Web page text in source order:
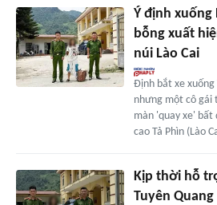
Ý định xuống
bỗng xuất
núi Lào Cai
Định bắt xe
nhưng một cô gái
màn 'quay xe' bất
cao Tả Phìn (Lào
Kịp thời hỗ
Tuyên